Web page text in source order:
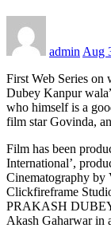
admin Aug
First Web Series on
Dubey Kanpur
who himself is a
film star Govinda,
Film has been
International’,
Cinematography
Clickfireframe
PRAKASH
Akash Gaharwar in